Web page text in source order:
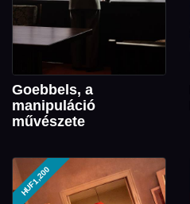
Goebbels, a
manipuláció
művészete
HUF1,200